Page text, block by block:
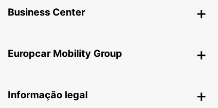
Business Center
Europcar Mobility Group
Informação legal